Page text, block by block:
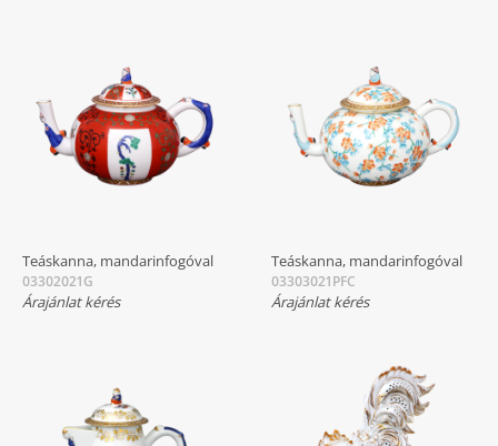
Teáskanna, mandarinfogóval
03302021G
Árajánlat kérés
Teáskanna, mandarinfogóval
03303021PFC
Árajánlat kérés